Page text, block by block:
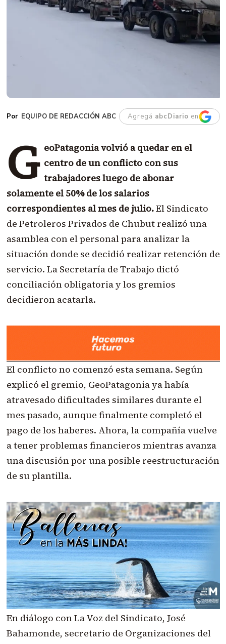
EQUIPO DE REDACCIÓN ABC Agregá abcDiario en
G eoPatagonia volvió a quedar en el
centro de un conflicto con sus
trabajadores luego de abonar
solamente el 50% de los salarios
correspondientes al mes de julio.El Sindicato
de Petroleros Privados de Chubut realizó una
asamblea con el personal para analizar la
situación donde se decidió realizar retención de
servicio. La Secretaría de Trabajo dictó
conciliación obligatoria y los gremios
decidieron acatarla.
El conflicto no comenzó esta semana. Según
explicó el gremio, GeoPatagonia ya había
atravesado dificultades similares durante el
mes pasado, aunque finalmente completó el
pago de los haberes. Ahora, la compañía vuelve
a tener problemas financieros mientras avanza
una discusión por una posible reestructuración
de su plantilla.
En diálogo con La Voz del Sindicato, José
Bahamonde, secretario de Organizaciones del